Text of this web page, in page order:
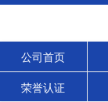
公司首页
荣誉认证